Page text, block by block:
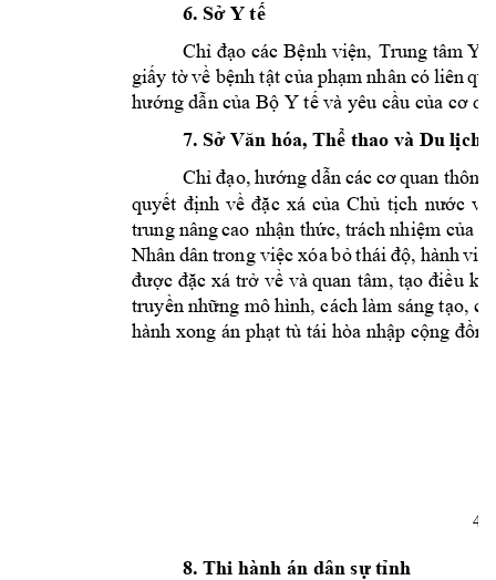
6. Sở Y tế
Chỉ đạo các Bệnh viện, Trung tâm Y
giấy tờvề bệnh tật củaphạm nhân có liên
hướng dẫn của Bộ Y tế và yêu cầu của cơ
7. Sở Văn hóa, Thể thao và Du lịch
Chỉ đạo, hướng dẫn các cơquan thông
quyết định về đặc xá của Chủ tịch nước và
trungnângcao nhận thức, trách nhiệm của
Nhân dân trong việc xóabỏthái độ, hànhvi
được đặc xá trở về vàquan tâm, tạo điều
truyền những môhình, cách làm sáng tạo, có
hành xong án phạt tù tái hòa nhập cộng
4
8. Thi hành án dân sự tỉnh